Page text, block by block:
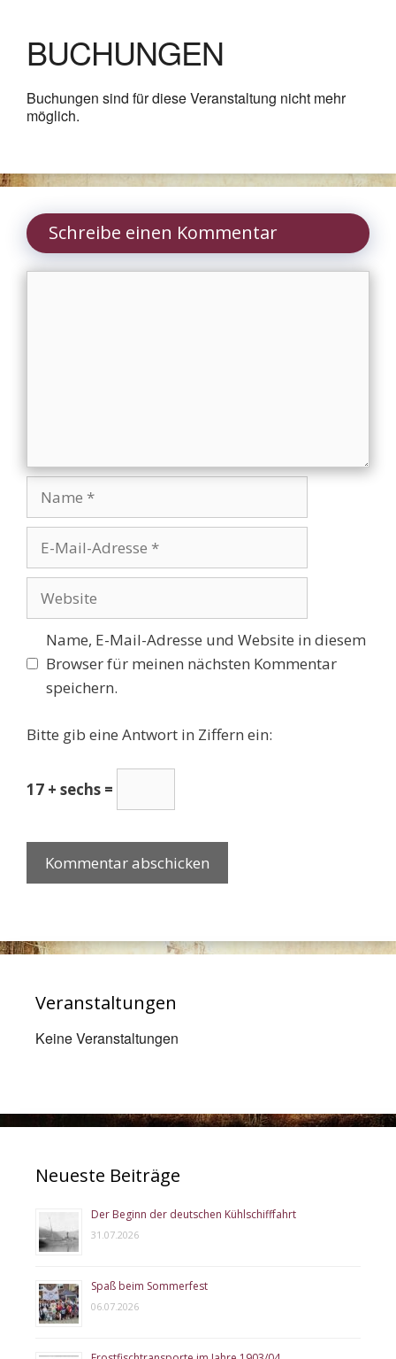
BUCHUNGEN
Buchungen sind für diese Veranstaltung nicht mehr
möglich.
Schreibe einen Kommentar
Name
Website
Name, E-Mail-Adresse und Website in diesem
Browser für meinen nächsten Kommentar
speichern.
Bitte gib eine Antwort in Ziffern ein:
17 + sechs =
Veranstaltungen
Keine Veranstaltungen
Neueste Beiträge
Der Beginn der deutschen Kühlschifffahrt
31.07.2026
Spaß beim Sommerfest
06.07.2026